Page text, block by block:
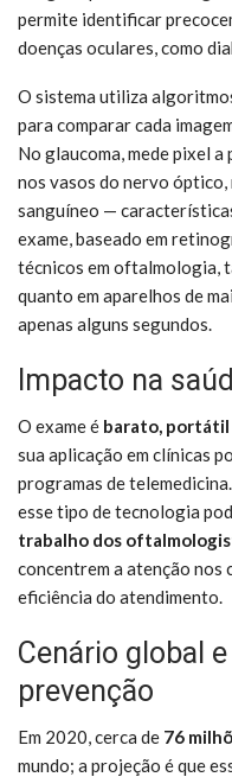
permite identificar
doenças oculares, como
O sistema utiliza
para comparar cada
No glaucoma, mede pixel
nos vasos do nervo
sanguíneo —
exame, baseado em
técnicos em oftalmologia,
quanto em aparelhos de
apenas alguns segundos.
Impacto na
O exame é barato, portátil
sua aplicação em clínicas
programas de
esse tipo de tecnologia
trabalho dos
concentrem a atenção nos
eficiência do atendimento.
Cenário global
prevenção
Em 2020, cerca de 76
mundo; a projeção é que